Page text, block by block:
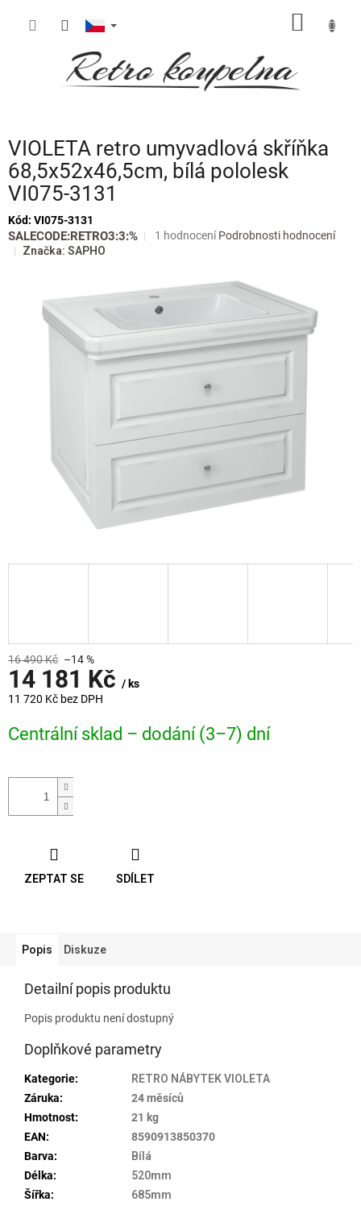
VIOLETA retro umyvadlová skříňka
68,5x52x46,5cm, bílá pololesk
VI075-3131
Kód: VI075-3131
SALECODE:RETRO3:3:%
Průměrné
5,0
z
5
hvězdiček.
1 hodnocení Podrobnosti hodnocení
Značka: SAPHO
16 490 Kč –14 %
14 181 Kč / ks
11 720 Kč bez DPH
cena:
Centrální sklad – dodání (3–7) dní
ZEPTAT SE SDÍLET
Popis Diskuze
Detailní popis produktu
Popis produktu není dostupný
Doplňkové parametry
Kategorie:
RETRO NÁBYTEK VIOLETA
Záruka:
24 měsíců
Hmotnost:
21 kg
EAN:
8590913850370
Barva:
Bílá
Délka:
520mm
Šířka:
685mm